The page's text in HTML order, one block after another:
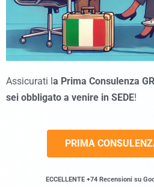
Assicurati la Prima Consulenza
sei obbligato a venire in SEDE!
PRIMA
ECCELLENTE +74 Recensioni su